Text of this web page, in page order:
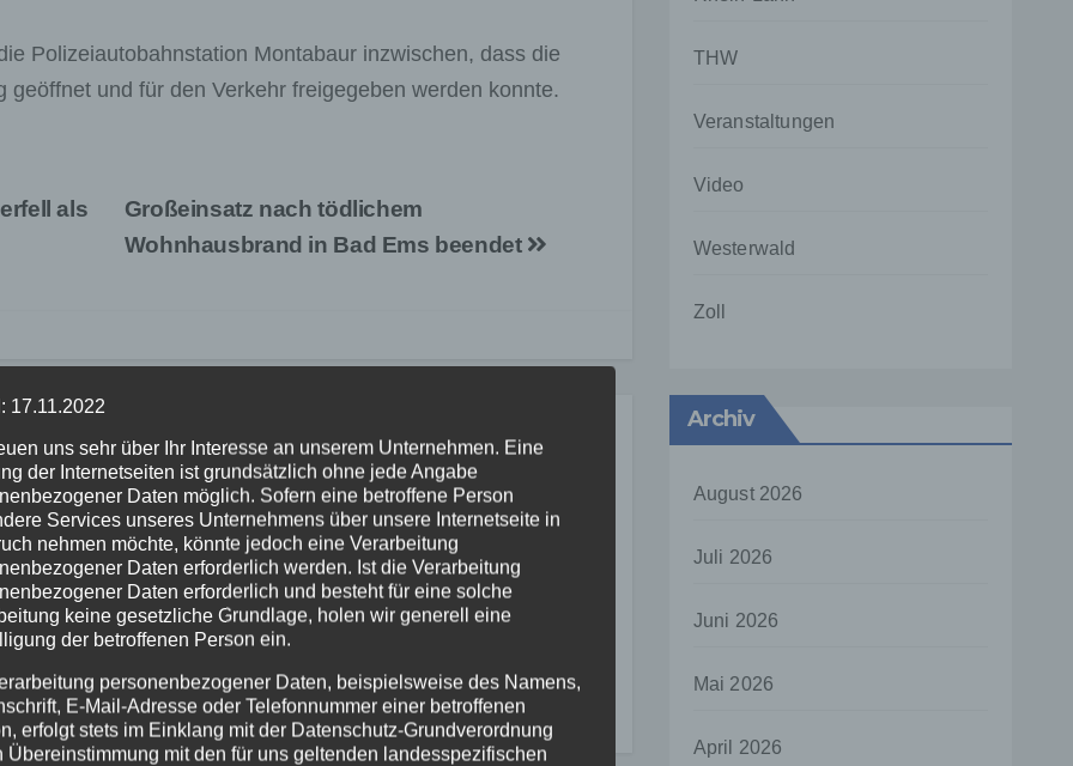
Polizeiautobahnstation Montabaur inzwischen, dass die
und für den Verkehr freigegeben werden konnte.
Großeinsatz nach tödlichem
Wohnhausbrand in Bad Ems beendet
als
NEUWIED
Jahre
System:
50 Einsätze in
Asbach
2026
ALTENKIRCHEN FEUERWEHR
POLIZEI RETTUNGSDIENST
Rauchentwicklung
leerstehendem
Gebäude sorgt für
Feuerwehreinsatz
2. AUG. 2026
THW
Veranstaltungen
Video
Westerwald
Zoll
Archiv
August 2026
Juli 2026
Juni 2026
Mai 2026
April 2026
17.11.2022
uns sehr über Ihr Interesse an unserem Unternehmen. Eine
der Internetseiten ist grundsätzlich ohne jede Angabe
Daten möglich. Sofern eine betroffene Person
Services unseres Unternehmens über unsere Internetseite in
nehmen möchte, könnte jedoch eine Verarbeitung
Daten erforderlich werden. Ist die Verarbeitung
Daten erforderlich und besteht für eine solche
keine gesetzliche Grundlage, holen wir generell eine
der betroffenen Person ein.
personenbezogener Daten, beispielsweise des Namens,
E-Mail-Adresse oder Telefonnummer einer betroffenen
erfolgt stets im Einklang mit der Datenschutz-Grundverordnung
Übereinstimmung mit den für uns geltenden landesspezifischen